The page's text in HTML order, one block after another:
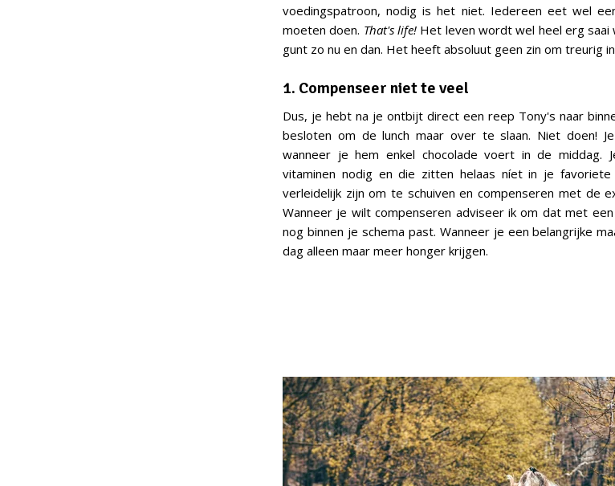
voedingspatroon, nodig is het niet. Iedereen eet wel
moeten doen. That's life!Het leven wordt wel heel erg saai
gunt zo nu en dan. Het heeft absoluut geen zin om treurig
1. Compenseer niet te veel
Dus, je hebt na je ontbijt direct een reep Tony's naar
besloten om de lunch maar over te slaan. Niet doen!
wanneer je hem enkel chocolade voert in de middag.
vitaminen nodig en die zitten helaas níet in je favoriete
verleidelijk zijn om te schuiven en compenseren met de
Wanneer je wilt compenseren adviseer ik om dat met
nog binnen je schema past. Wanneer je een belangrijke
dag alleen maar meer honger krijgen.